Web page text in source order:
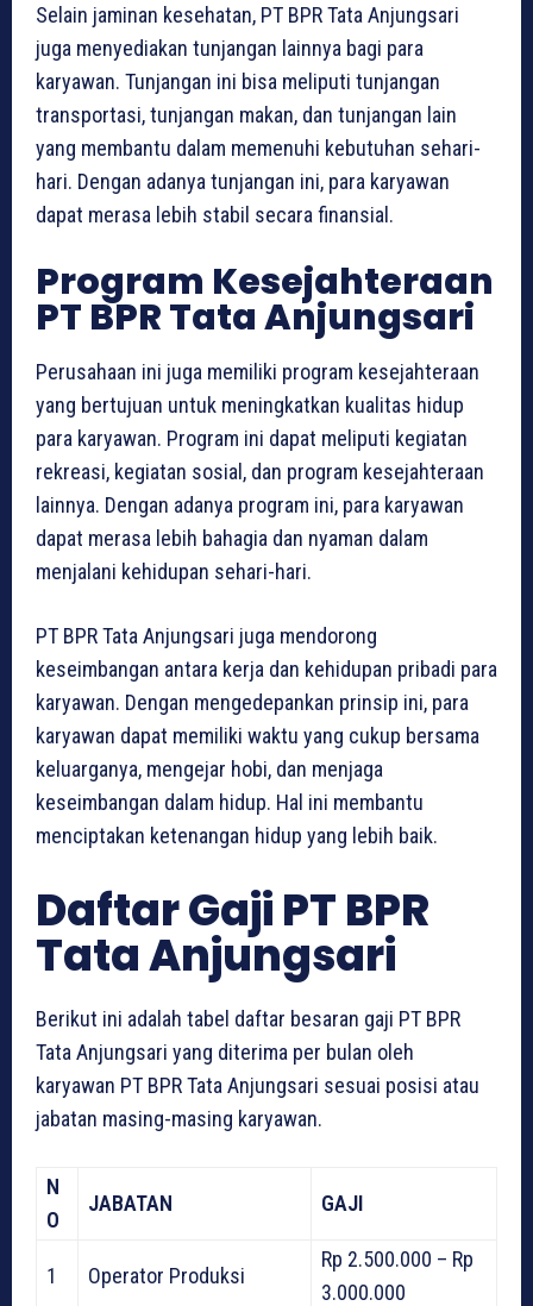
Selain jaminan kesehatan, PT BPR Tata Anjungsari
juga menyediakan tunjangan lainnya bagi para
karyawan. Tunjangan ini bisa meliputi tunjangan
transportasi, tunjangan makan, dan tunjangan lain
yang membantu dalam memenuhi kebutuhan sehari-
hari. Dengan adanya tunjangan ini, para karyawan
dapat merasa lebih stabil secara finansial.
Program Kesejahteraan
PT BPR Tata Anjungsari
Perusahaan ini juga memiliki program kesejahteraan
yang bertujuan untuk meningkatkan kualitas hidup
para karyawan. Program ini dapat meliputi kegiatan
rekreasi, kegiatan sosial, dan program kesejahteraan
lainnya. Dengan adanya program ini, para karyawan
dapat merasa lebih bahagia dan nyaman dalam
menjalani kehidupan sehari-hari.
PT BPR Tata Anjungsari juga mendorong
keseimbangan antara kerja dan kehidupan pribadi para
karyawan. Dengan mengedepankan prinsip ini, para
karyawan dapat memiliki waktu yang cukup bersama
keluarganya, mengejar hobi, dan menjaga
keseimbangan dalam hidup. Hal ini membantu
menciptakan ketenangan hidup yang lebih baik.
Daftar Gaji PT BPR
Tata Anjungsari
Berikut ini adalah tabel daftar besaran gaji PT BPR
Tata Anjungsari yang diterima per bulan oleh
karyawan PT BPR Tata Anjungsari sesuai posisi atau
jabatan masing-masing karyawan.
N
O
JABATAN GAJI
1 Operator Produksi
Rp 2.500.000 – Rp
3.000.000